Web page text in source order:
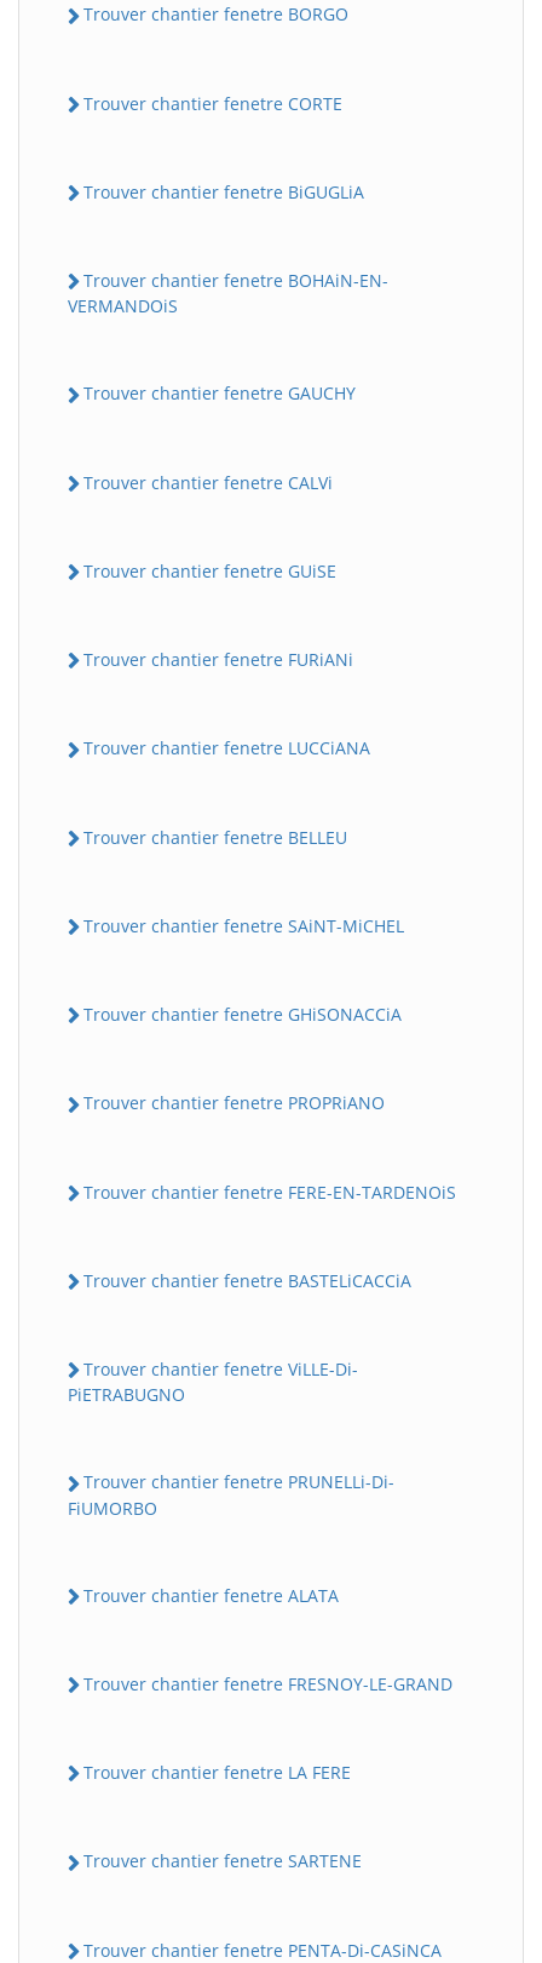
Trouver chantier fenetre BORGO
Trouver chantier fenetre CORTE
Trouver chantier fenetre BiGUGLiA
Trouver chantier fenetre BOHAiN-EN-
VERMANDOiS
Trouver chantier fenetre GAUCHY
Trouver chantier fenetre CALVi
Trouver chantier fenetre GUiSE
Trouver chantier fenetre FURiANi
Trouver chantier fenetre LUCCiANA
Trouver chantier fenetre BELLEU
Trouver chantier fenetre SAiNT-MiCHEL
Trouver chantier fenetre GHiSONACCiA
Trouver chantier fenetre PROPRiANO
Trouver chantier fenetre FERE-EN-TARDENOiS
Trouver chantier fenetre BASTELiCACCiA
Trouver chantier fenetre ViLLE-Di-
PiETRABUGNO
Trouver chantier fenetre PRUNELLi-Di-
FiUMORBO
Trouver chantier fenetre ALATA
Trouver chantier fenetre FRESNOY-LE-GRAND
Trouver chantier fenetre LA FERE
Trouver chantier fenetre SARTENE
Trouver chantier fenetre PENTA-Di-CASiNCA